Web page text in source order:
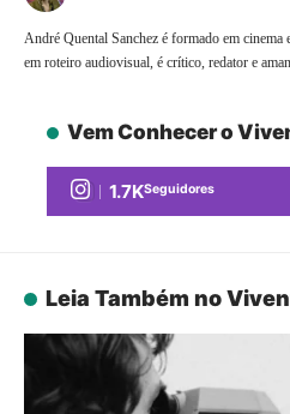
André Quental Sanchez é formado em cinema
em roteiro audiovisual, é crítico, redator e
Vem Conhecer o
1.7KSeguidores
Leia Também no